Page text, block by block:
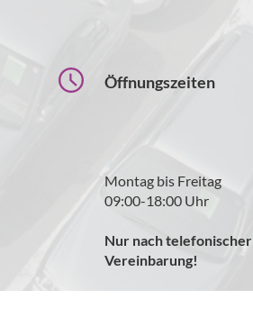
Öffnungszeiten
Montag bis Freitag
09:00-18:00 Uhr
Nur nach telefonischer
Vereinbarung!